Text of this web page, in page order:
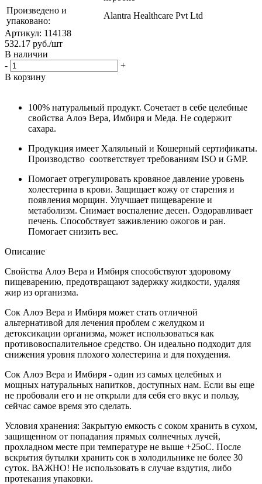
Произведено и
упаковано:
Alantra Healthcare Pvt Ltd
Артикул: 114138
532.17 руб./шт
В наличии
-
+
В корзину
100% натуральный продукт. Сочетает в себе целебные
свойства Алоэ Вера, Имбиря и Меда. Не содержит
сахара.
Продукция имеет Халяльный и Кошерный сертификаты.
Производство соответствует требованиям ISO и GMP.
Помогает отрегулировать кровяное давление уровень
холестерина в крови. Защищает кожу от старения и
появления морщин. Улучшает пищеварение и
метаболизм. Снимает воспаление десен. Оздоравливает
печень. Способствует заживлению ожогов и ран.
Помогает снизить вес.
Описание
Свойства Алоэ Вера и Имбиря способствуют здоровому
пищеварению, предотвращают задержку жидкости, удаляя
жир из организма.
Сок Алоэ Вера и Имбиря может стать отличной
альтернативой для лечения проблем с желудком и
детоксикации организма, может использоваться как
противовоспалительное средство. Он идеально подходит для
снижения уровня плохого холестерина и для похудения.
Сок Алоэ Вера и Имбиря - один из самых целебных и
мощных натуральных напитков, доступных нам. Если вы еще
не пробовали его и не открыли для себя его вкус и пользу,
сейчас самое время это сделать.
Условия хранения: Закрытую емкость с соком хранить в сухом,
защищенном от попадания прямых солнечных лучей,
прохладном месте при температуре не выше +25оС. После
вскрытия бутылки хранить сок в холодильнике не более 30
суток. ВАЖНО! Не использовать в случае вздутия, либо
протекания упаковки.